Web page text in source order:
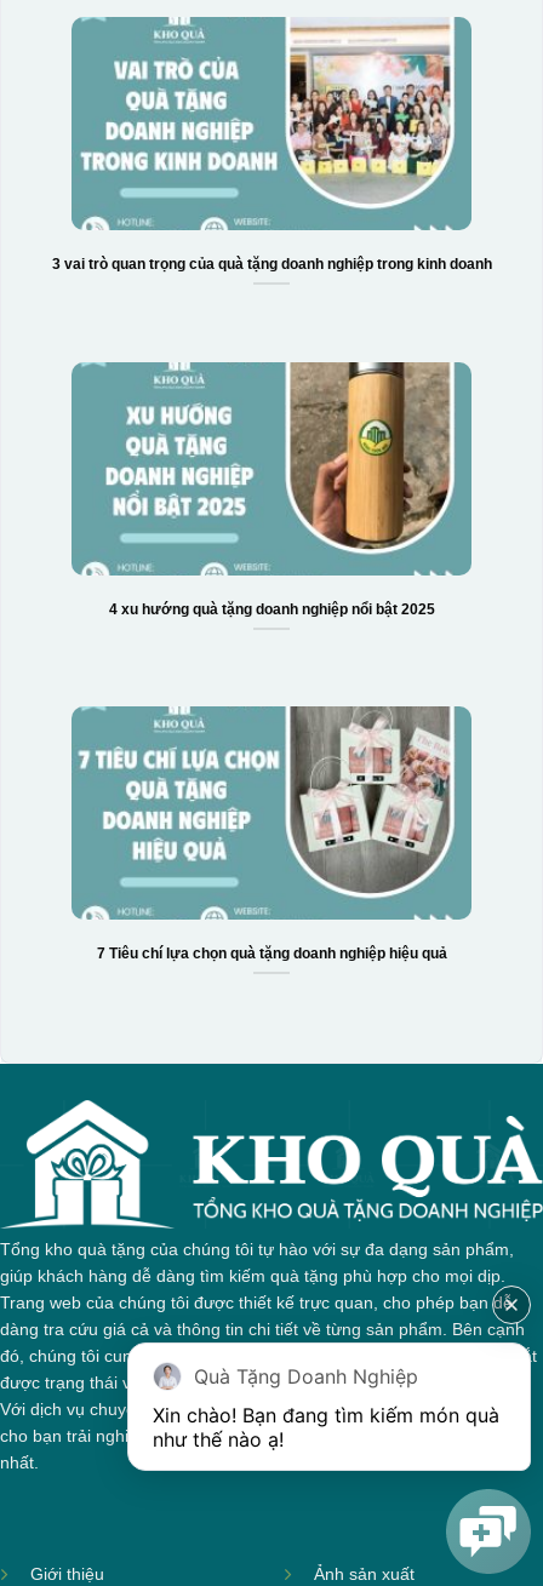
3 vai trò quan trọng của quà tặng doanh nghiệp trong kinh doanh
4 xu hướng quà tặng doanh nghiệp nổi bật 2025
7 Tiêu chí lựa chọn quà tặng doanh nghiệp hiệu quả
Tổng kho quà tặng của chúng tôi tự hào với sự đa dạng sản phẩm,
giúp khách hàng dễ dàng tìm kiếm quà tặng phù hợp cho mọi dịp.
Trang web của chúng tôi được thiết kế trực quan, cho phép bạn dễ
dàng tra cứu giá cả và thông tin chi tiết về từng sản phẩm. Bên cạnh
đó, chúng tôi cung cấp hệ thống theo dõi đơn hàng, giúp bạn nắm bắt
được trạng thái và giai đoạn xử lý của đơn hàng một cách thuận tiện.
Với dịch vụ chuyên nghiệp và tận tâm, chúng tôi cam kết mang đến
cho bạn trải nghiệm mua sắm tuyệt vời và những món quà ý nghĩa
nhất.
Giới thiệu Ảnh sản xuất
Quà Tặng Doanh Nghiệp
Xin chào! Bạn đang tìm kiếm món quà
như thế nào ạ!